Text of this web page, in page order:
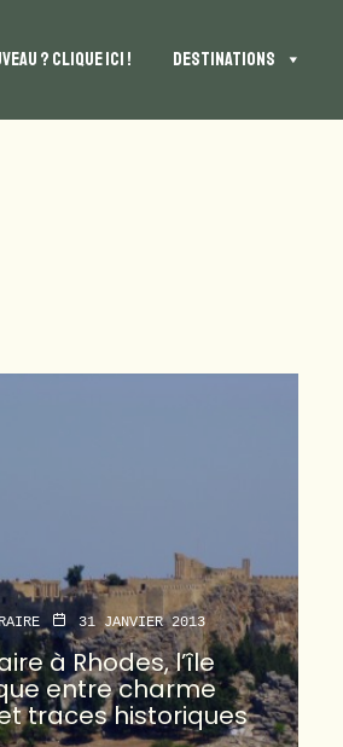
? CLIQUE ICI ! DESTINATIONS
31 JANVIER 2013
à Rhodes, l’île
entre charme
traces historiques